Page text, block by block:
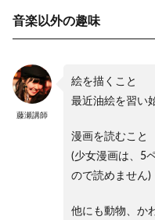
音楽以外の趣味
藤瀬講師
絵を描くこと
最近油絵を習い
漫画を読むこと
(少女漫画は、5
ので読めません)
他にも動物、か